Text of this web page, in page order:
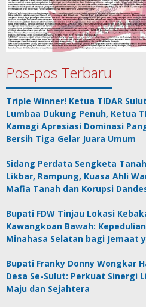
Pos-pos Terbaru
Triple Winner! Ketua TIDAR
Lumbaa Dukung Penuh, Ketua
Kamagi Apresiasi Dominasi
Bersih Tiga Gelar Juara Umum
Sidang Perdata Sengketa
Likbar, Rampung, Kuasa Ahli
Mafia Tanah dan Korupsi
Bupati FDW Tinjau Lokasi
Kawangkoan Bawah:
Minahasa Selatan bagi Jemaat
Bupati Franky Donny Wongkar
Desa Se-Sulut: Perkuat Sinergi
Maju dan Sejahtera